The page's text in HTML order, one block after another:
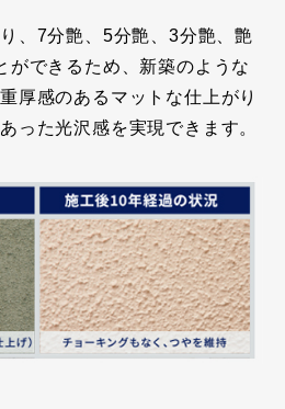
、7分艶、5分艶、3分艶、艶
ができるため、新築のような
厚感のあるマットな仕上がり
った光沢感を実現できます。